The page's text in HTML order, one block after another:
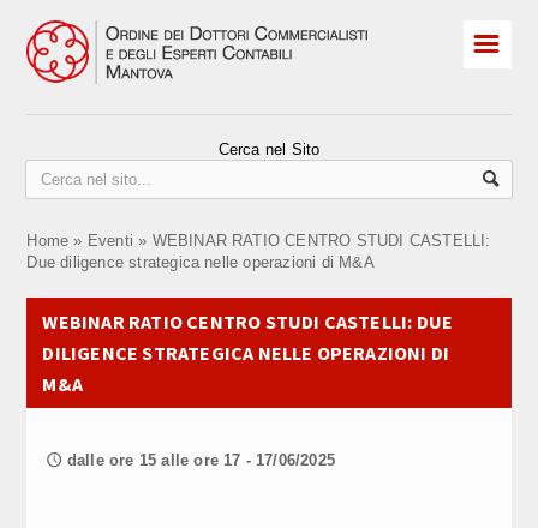
Praticanti
ELEZIONI 2026
Revisori
Convegni e corsi
OCC sovraindebitamento
CPO Comitato Pari Opportunità
☰
Cerca nel Sito
Home » Eventi » WEBINAR RATIO CENTRO STUDI CASTELLI:
Due diligence strategica nelle operazioni di M&A
WEBINAR RATIO CENTRO STUDI CASTELLI: DUE
DILIGENCE STRATEGICA NELLE OPERAZIONI DI
M&A
🕔 dalle ore 15 alle ore 17 - 17/06/2025